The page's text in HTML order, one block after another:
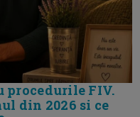
FIV.
din 2026 si ce